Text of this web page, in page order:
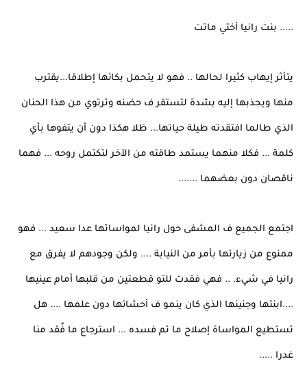
..... بنت رانيا أختي ماتت
يتأثر إيهاب كثيرا لحالها .. فهو لا يتحمل بكائها إطلاقا...يقترب
منها ويجذبها إليه بشدة لتستقر ف حضنه وترتوي من هذا الحنان
الذي طالما افتقدته طيلة حياتها... ظلا هكذا دون أن يتفوها بأي
كلمة ... فكلا منهما يستمد طاقته من الآخر لتكتمل روحه ... فهما
ناقصان دون بعضهما .......
اجتمع الجميع ف المشفى حول رانيا لمواساتها عدا سعيد ... فهو
ممنوع من زيارتها بأمر من النيابة .... ولكن وجودهم لا يفرق مع
رانيا في شيء. .. فهي فقدت للتو قطعتين من قلبها أمام عينيها
....ابنتها وجنينها الذي كان ينمو ف أحشائها دون علمها .... هل
تستطيع المواساة إصلاح ما تم فسده ... استرجاع ما فُقد منا
غدرا .....